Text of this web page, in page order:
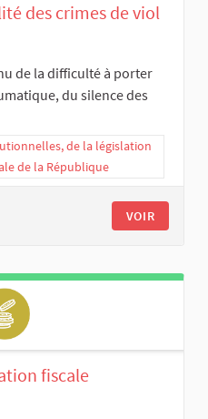
des crimes de viol
de la difficulté à porter
du silence des
de la législation
de la République
VOIR
fiscale